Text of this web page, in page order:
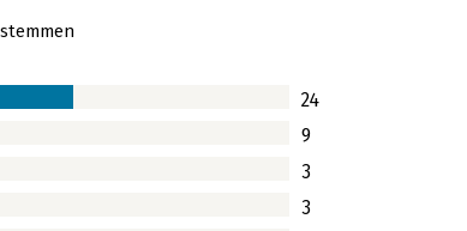
Die factor maakt het ook lastig, en zeker ook
met allerlei slimme tips & tricks voor alle
24
9
3
3